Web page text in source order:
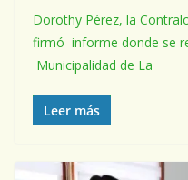
Dorothy Pérez, la
firmó informe donde se
Municipalidad de La
Leer más